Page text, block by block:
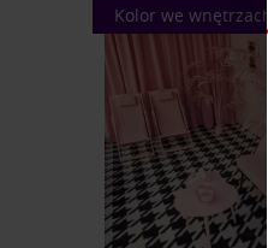
Kolor we wnętrzach